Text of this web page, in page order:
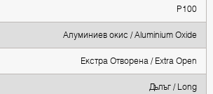
P100
Алуминиев окис / Aluminium Oxide
Екстра Oтворена / Extra Open
Дълъг / Long